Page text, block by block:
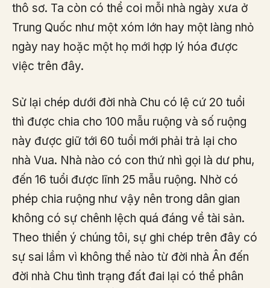
thô sơ. Ta còn có thể coi mỗi nhà ngày xưa ở
Trung Quốc như một xóm lớn hay một làng nhỏ
ngày nay hoặc một họ mới hợp lý hóa được
việc trên đây.
Sử lại chép dưới đời nhà Chu có lệ cứ 20 tuổi
thì được chia cho 100 mẫu ruộng và số ruộng
này được giữ tới 60 tuổi mới phải trả lại cho
nhà Vua. Nhà nào có con thứ nhì gọi là dư phu,
đến 16 tuổi được lĩnh 25 mẫu ruộng. Nhờ có
phép chia ruộng như vậy nên trong dân gian
không có sự chênh lệch quá đáng về tài sản.
Theo thiển ý chúng tôi, sự ghi chép trên đây có
sự sai lầm vì không thể nào từ đời nhà Ân đến
đời nhà Chu tình trạng đất đai lại có thể phân